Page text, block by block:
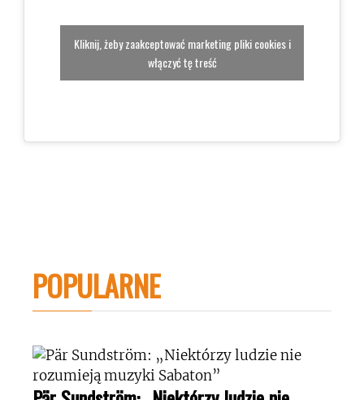
Kliknij, żeby zaakceptować marketing pliki cookies i
włączyć tę treść
POPULARNE